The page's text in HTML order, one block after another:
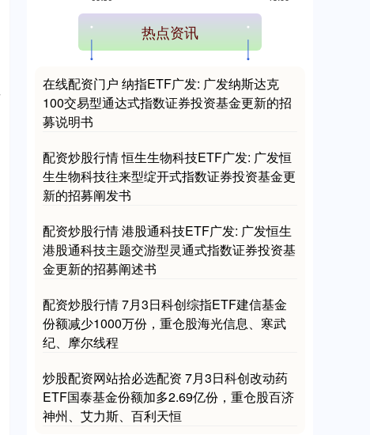
创业板指 3568.42 +52.86 +1.50%
基金指数 7239.10 +9.30 +0.13%
国债指数
热点资讯
在线配资门户 纳指ETF广发: 广发纳斯达克
100交易型通达式指数证券投资基金更新的招
募说明书
配资炒股行情 恒生生物科技ETF广发: 广发恒
生生物科技往来型绽开式指数证券投资基金更
新的招募阐发书
配资炒股行情 港股通科技ETF广发: 广发恒生
港股通科技主题交游型灵通式指数证券投资基
金更新的招募阐述书
配资炒股行情 7月3日科创综指ETF建信基金
份额减少1000万份，重仓股海光信息、寒武
纪、摩尔线程
炒股配资网站拾必选配资 7月3日科创改动药
ETF国泰基金份额加多2.69亿份，重仓股百济
神州、艾力斯、百利天恒